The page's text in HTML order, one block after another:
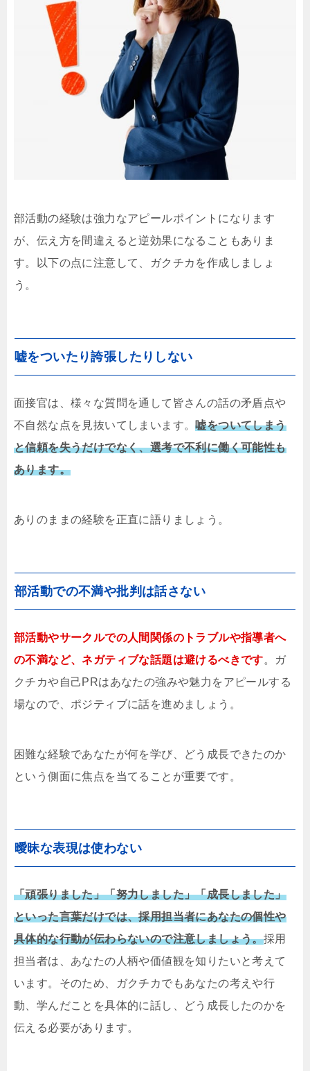
部活動の経験は強力なアピールポイントになります
が、伝え方を間違えると逆効果になることもありま
す。以下の点に注意して、ガクチカを作成しましょ
う。
嘘をついたり誇張したりしない
面接官は、様々な質問を通して皆さんの話の矛盾点や
不自然な点を見抜いてしまいます。嘘をついてしまう
と信頼を失うだけでなく、選考で不利に働く可能性も
あります。
ありのままの経験を正直に語りましょう。
部活動での不満や批判は話さない
部活動やサークルでの人間関係のトラブルや指導者へ
の不満など、ネガティブな話題は避けるべきです。ガ
クチカや自己PRはあなたの強みや魅力をアピールする
場なので、ポジティブに話を進めましょう。
困難な経験であなたが何を学び、どう成長できたのか
という側面に焦点を当てることが重要です。
曖昧な表現は使わない
「頑張りました」「努力しました」「成長しました」
といった言葉だけでは、採用担当者にあなたの個性や
具体的な行動が伝わらないので注意しましょう。採用
担当者は、あなたの人柄や価値観を知りたいと考えて
います。そのため、ガクチカでもあなたの考えや行
動、学んだことを具体的に話し、どう成長したのかを
伝える必要があります。